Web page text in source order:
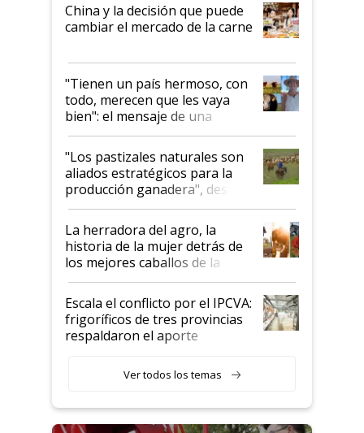
China y la decisión que puede
cambiar el mercado de la carne
"Tienen un país hermoso, con
todo, merecen que les vaya
bien": el mensaje de una
ganadera uruguaya sobre las
oportunidades que se abren
para el agro en Argentina, con
foco en la carne
"Los pastizales naturales son
aliados estratégicos para la
producción ganadera", destaca
la iniciativa que ya reúne a 46
establecimientos en Argentina
La herradora del agro, la
historia de la mujer detrás de
los mejores caballos de la
Argentina y los mitos que
todavía hacen sufrir a estos
animales: "Mientras me
descalificaban, yo seguí
haciendo currículum"
Escala el conflicto por el IPCVA:
frigoríficos de tres provincias
respaldaron el aporte
Ver todos los temas